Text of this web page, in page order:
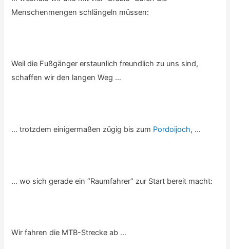
Menschenmengen schlängeln müssen:
Weil die Fußgänger erstaunlich freundlich zu uns sind,
schaffen wir den langen Weg …
… trotzdem einigermaßen zügig bis zum Pordoijoch, …
… wo sich gerade ein “Raumfahrer” zur Start bereit macht:
Wir fahren die MTB-Strecke ab …